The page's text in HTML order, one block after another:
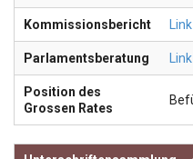
Kommissionsbericht Link
Parlamentsberatung Link
Position des
Grossen Rates